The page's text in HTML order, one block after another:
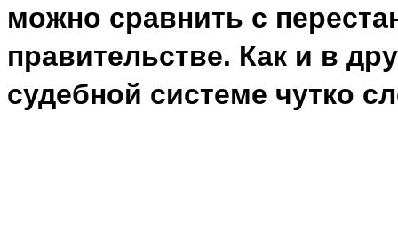
можно сравнить с
правительстве. Как и в
судебной системе чутко